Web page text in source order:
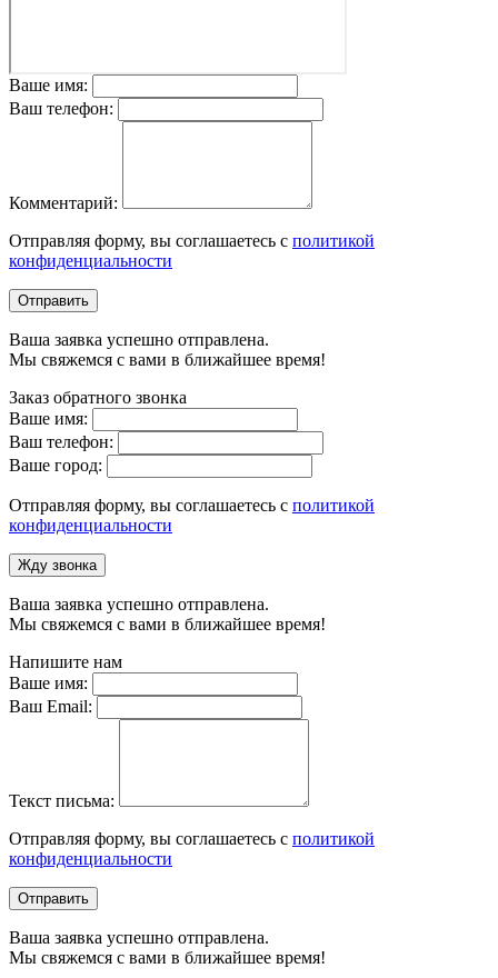
Ваше имя:
Ваш телефон:
Комментарий:
Отправляя форму, вы соглашаетесь с политикой
конфиденциальности
Отправить
Ваша заявка успешно отправлена.
Мы свяжемся с вами в ближайшее время!
Заказ обратного звонка
Ваше имя:
Ваш телефон:
Ваше город:
Отправляя форму, вы соглашаетесь с политикой
конфиденциальности
Жду звонка
Ваша заявка успешно отправлена.
Мы свяжемся с вами в ближайшее время!
Напишите нам
Ваше имя:
Ваш Email:
Текст письма:
Отправляя форму, вы соглашаетесь с политикой
конфиденциальности
Отправить
Ваша заявка успешно отправлена.
Мы свяжемся с вами в ближайшее время!